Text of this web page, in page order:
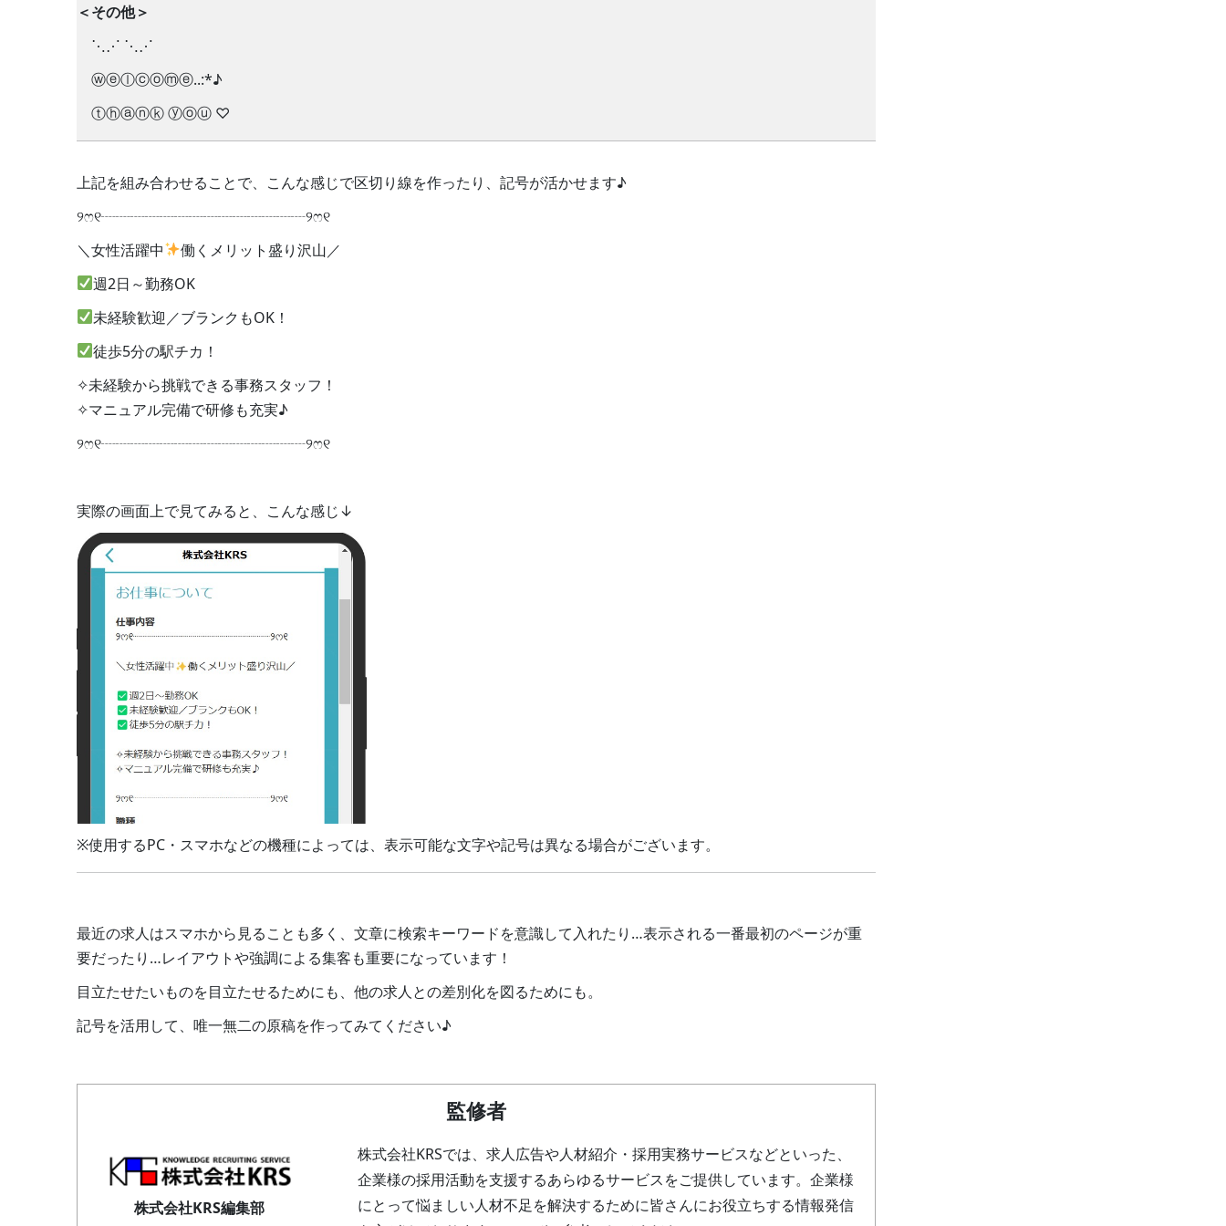
＜その他＞
⋱⋰ ⋱⋰
ⓦⓔⓛⓒⓞⓜⓔ..:*♪
ⓣⓗⓐⓝⓚ ⓨⓞⓤ ♡
上記を組み合わせることで、こんな感じで区切り線を作ったり、記号が活かせます♪
୨ෆ୧┈┈┈┈┈┈┈┈┈┈┈┈┈┈୨ෆ୧
＼女性活躍中
働くメリット盛り沢山／
週2日～勤務OK
未経験歓迎／ブランクもOK！
徒歩5分の駅チカ！
✧未経験から挑戦できる事務スタッフ！
✧マニュアル完備で研修も充実♪
୨ෆ୧┈┈┈┈┈┈┈┈┈┈┈┈┈┈୨ෆ୧
実際の画面上で見てみると、こんな感じ↓
※使用するPC・スマホなどの機種によっては、表示可能な文字や記号は異なる場合がございます。
最近の求人はスマホから見ることも多く、文章に検索キーワードを意識して入れたり…表示される一番最初のページが重
要だったり…レイアウトや強調による集客も重要になっています！
目立たせたいものを目立たせるためにも、他の求人との差別化を図るためにも。
記号を活用して、唯一無二の原稿を作ってみてください♪
監修者
株式会社KRS編集部
株式会社KRSでは、求人広告や人材紹介・採用実務サービスなどといった、
企業様の採用活動を支援するあらゆるサービスをご提供しています。企業様
にとって悩ましい人材不足を解決するために皆さんにお役立ちする情報発信